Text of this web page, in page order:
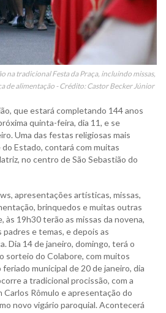
na tradicional Festa da Praça, incluindo missas,
de alimentação - Crédito: Castor Becker Júnior
que estará completando 144 anos
quinta-feira, dia 11, e se
Uma das festas religiosas mais
Estado, contará com muitas
no centro de São Sebastião do
apresentações artísticas, missas,
brinquedos e muitas outras
às 19h30 terão as missas da novena,
e temas, e depois as
Dia 14 de janeiro, domingo, terá o
sorteio do Colabore, com muitos
municipal de 20 de janeiro, dia
a tradicional procissão, com a
Carlos Rômulo e apresentação do
novo vigário paroquial. Acontecerá